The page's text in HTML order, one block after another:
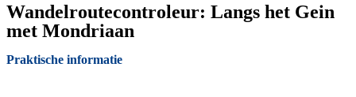
Wandelroutecontroleur: Langs het Gein
met Mondriaan
Praktische informatie